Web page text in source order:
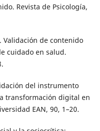
Revista de Psicología,
Validación de contenido
cuidado en salud.
del instrumento
transformación digital en
EAN, 90, 1–20.